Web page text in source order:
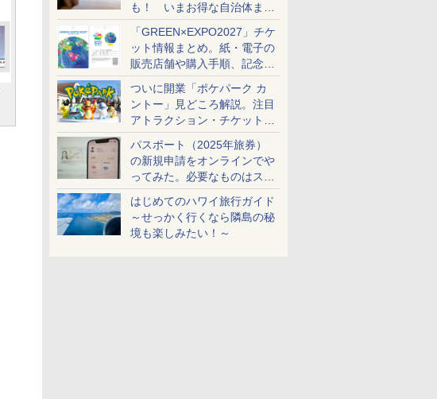
も！ いまお得な自治体まと
め
「GREEN×EXPO2027」チケ
ット情報まとめ。紙・電子の
販売店舗や購入手順、記念チ
ケットも解説
ついに開業「ポケパーク カ
ントー」見どころ解説。注目
アトラクション・チケット手
配・来場前に必要な準備は？
パスポート（2025年旅券）
の新規申請をオンラインでや
ってみた。必要なものはスマ
ホとマイナカードのみ
はじめてのハワイ旅行ガイド
～せっかく行くなら隣島の秘
境も楽しみたい！～